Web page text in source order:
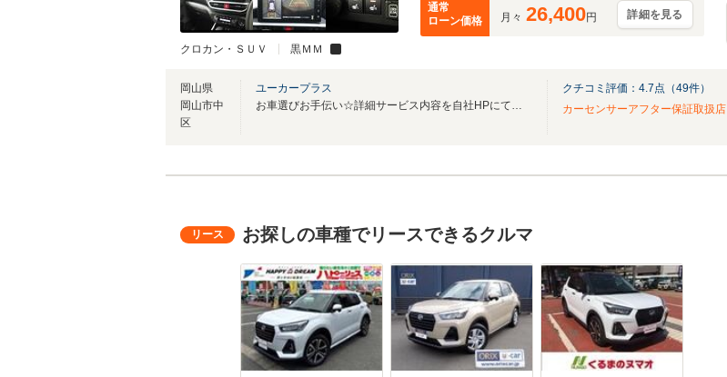
クロカン・ＳＵＶ 黒ＭＭ
通常
ローン価格
月々 26,400円 詳細を見る
岡山県
岡山市中
区
ユーカープラス
お車選びお手伝い☆詳細サービス内容を自社HPにて公開中 http://wash-car.co.jp/
クチコミ評価： 4.7点（49件）
カーセンサーアフター保証取扱店
お探しの車種でリースできるクルマ